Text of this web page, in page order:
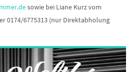
sowie bei Liane Kurz vom
0174/6775313 (nur Direktabholung